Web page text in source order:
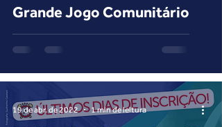
Grande Jogo Comunitário
19 de abr. de 2022 1 min de leitura